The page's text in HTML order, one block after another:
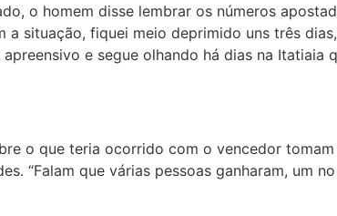
o homem disse lembrar os números
a situação, fiquei meio deprimido uns três
e segue olhando há dias na Itatiaia
o que teria ocorrido com o vencedor
“Falam que várias pessoas ganharam, um